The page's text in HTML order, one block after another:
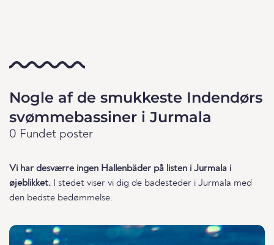
Nogle af de smukkeste Indendørs
svømmebassiner i Jurmala
0 Fundet poster
Vi har desværre ingen Hallenbäder på listen i Jurmala i
øjeblikket. I stedet viser vi dig de badesteder i Jurmala med
den bedste bedømmelse.